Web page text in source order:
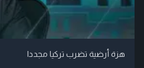
هزة أرضية تضرب تركيا مجددا